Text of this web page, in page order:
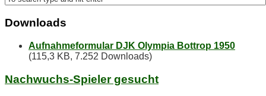
Down­loads
Aufnahmeformular DJK Olympia Bottrop 1950
(115,3 KB, 7.252 Downloads)
Nach­wuchs-Spie­ler gesucht